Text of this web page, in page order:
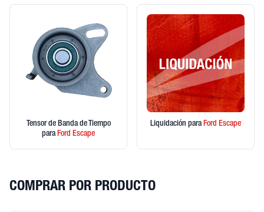
Tensor de Banda de Tiempo
paraFord Escape
Liquidación paraFord Escape
COMPRAR POR PRODUCTO